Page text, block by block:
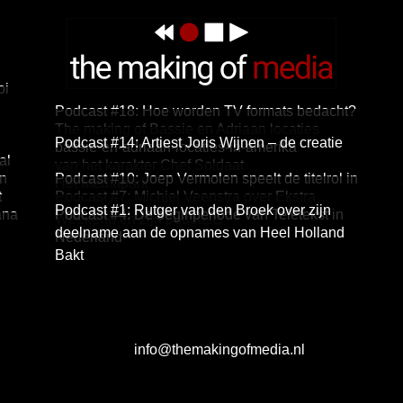
Podcast #18: Hoe worden TV formats bedacht?
The making of Bassie en Adriaan locaties
bassie-en-adriaan-locaties-in-amerika
Podcast #14: Artiest Joris Wijnen – de creatie
van het karakter Chef Soldaat
Het Mediapark
Podcast #10: Joep Vermolen speelt de titelrol in
de KPN komedieserie Toon
Podcast #7: Michiel Veenstra over Ekstra
Weekend en zijn podcasts
Podcast #4: De beginperiode van Teletekst in
Nederland
Podcast #1: Rutger van den Broek over zijn
deelname aan de opnames van Heel Holland
Bakt
info@themakingofmedia.nl